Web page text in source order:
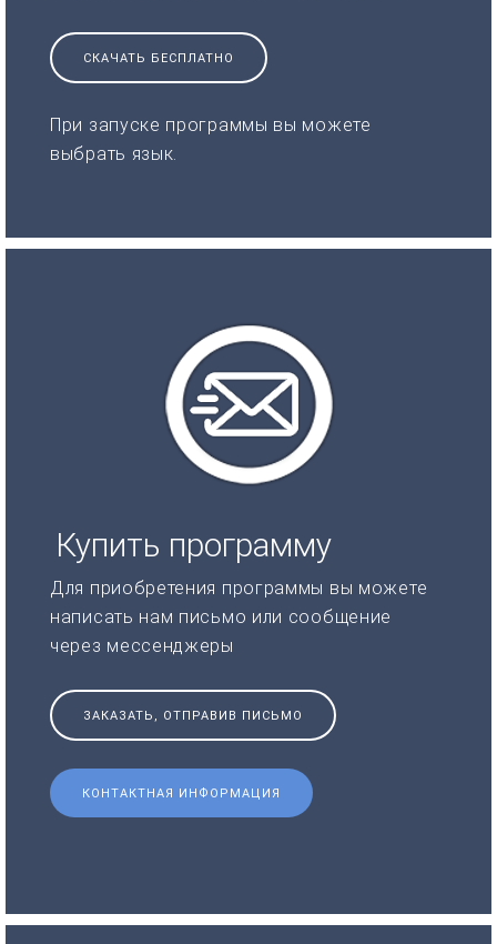
СКАЧАТЬ БЕСПЛАТНО
При запуске программы вы можете
выбрать язык.
Купить программу
Для приобретения программы вы можете
написать нам письмо или сообщение
через мессенджеры
ЗАКАЗАТЬ, ОТПРАВИВ ПИСЬМО
КОНТАКТНАЯ ИНФОРМАЦИЯ